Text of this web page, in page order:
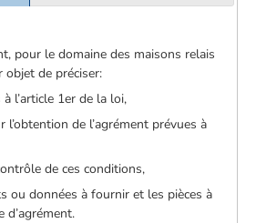
pour le domaine des maisons relais
de préciser:
l’article 1er de la loi,
de l’agrément prévues à
de ces conditions,
ou données à fournir et les pièces à
d’agrément.